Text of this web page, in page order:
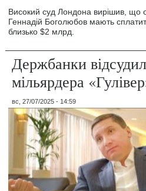
Високий суд Лондона вирішив, що
Геннадій Боголюбов мають
близько $2 млрд.
Держбанки
мільярдера
вс, 27/07/2025 - 14:59